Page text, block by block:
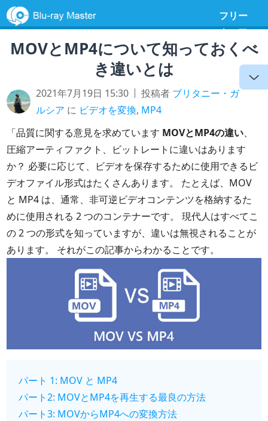
フリー
ウェア
MOVとMP4について知っておくべ
き違いとは
2021年7月19日 15:30 投稿者 ブリタニー・ガ
ルシア に ビデオを変換, MP4
「品質に関する意見を求めています MOVとMP4の違い、
圧縮アーティファクト、ビットレートに違いはあります
か？ 必要に応じて、ビデオを保存するために使用できるビ
デオファイル形式はたくさんあります。 たとえば、MOV
と MP4 は、通常、非可逆ビデオコンテンツを格納するた
めに使用される 2 つのコンテナーです。 現代人はすべてこ
の 2 つの形式を知っていますが、違いは無視されることが
あります。 それがこの記事からわかることです。
パート 1: MOV と MP4
パート2: MOVとMP4を再生する最良の方法
パート3: MOVからMP4への変換方法